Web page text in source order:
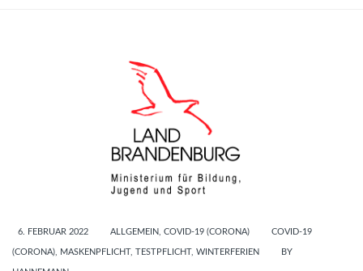
6. FEBRUAR 2022 ALLGEMEIN COVID-19 (CORONA) COVID-19
(CORONA) MASKENPFLICHT, TESTPFLICHT, WINTERFERIEN BY